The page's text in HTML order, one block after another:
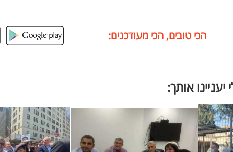
הכי טובים, הכי מעודכנים:
אותך: